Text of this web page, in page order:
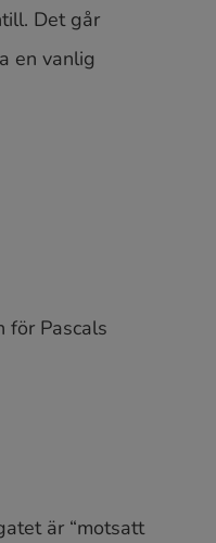
Det går
en vanlig
för Pascals
är “motsatt